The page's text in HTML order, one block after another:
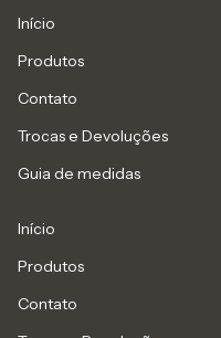
Início
Produtos
Contato
Trocas e Devoluções
Guia de medidas
Início
Produtos
Contato